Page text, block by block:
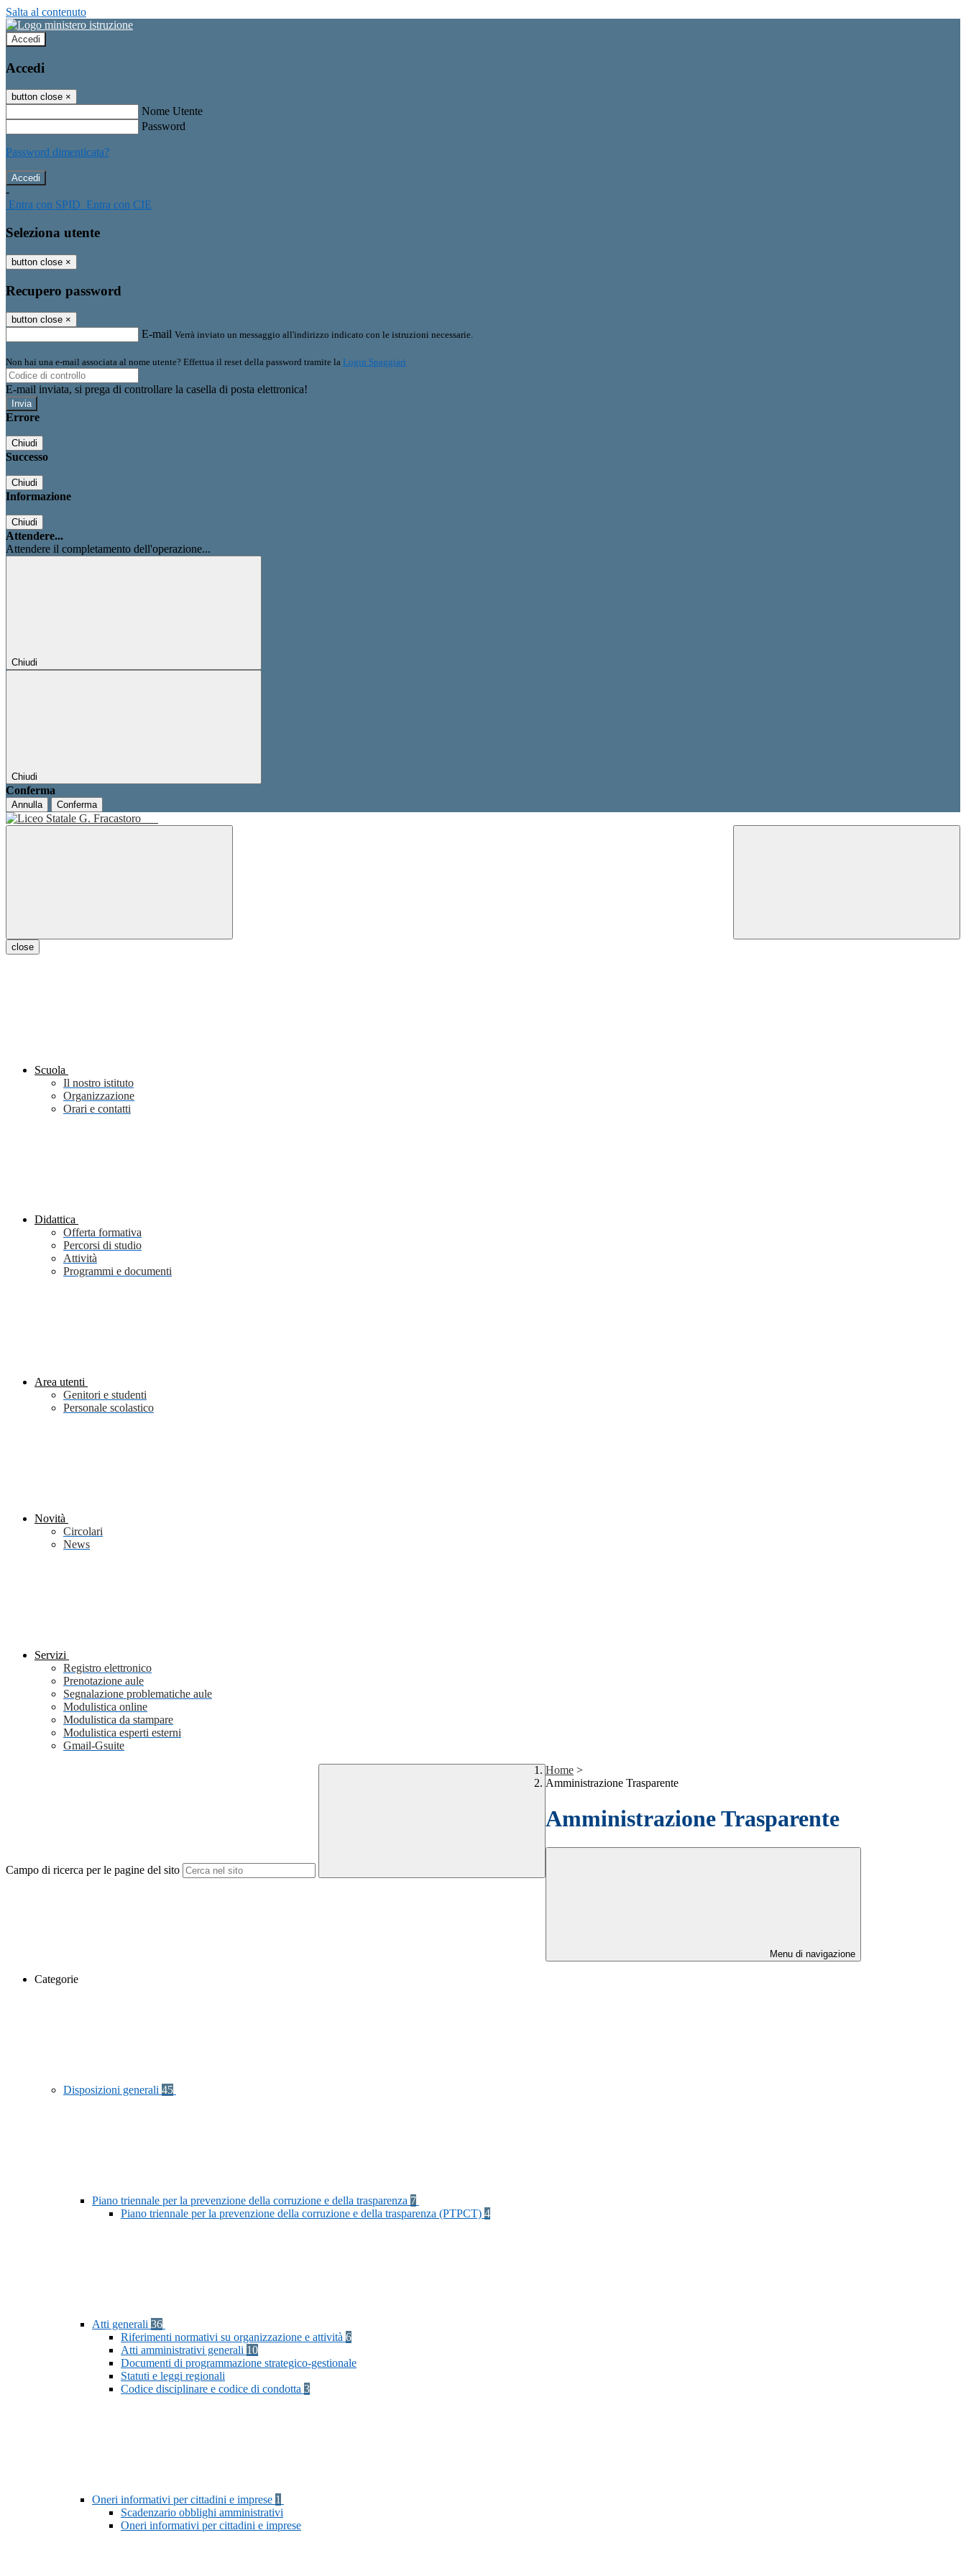
Salta al contenuto
Accedi
Accedi
button close ×
Nome Utente
Password
Password dimenticata?
-
Entra con SPID Entra con CIE
Seleziona utente
button close ×
Recupero password
button close ×
E-mail Verrà inviato un messaggio all'indirizzo indicato con le istruzioni necessarie.
Non hai una e-mail associata al nome utente? Effettua il reset della password tramite la Login Spaggiari
E-mail inviata, si prega di controllare la casella di posta elettronica!
Errore
Chiudi
Successo
Chiudi
Informazione
Chiudi
Attendere...
Attendere il completamento dell'operazione...
Chiudi
Chiudi
Conferma
Annulla Conferma
close
Scuola
Il nostro istituto
Organizzazione
Orari e contatti
Didattica
Offerta formativa
Percorsi di studio
Attività
Programmi e documenti
Area utenti
Genitori e studenti
Personale scolastico
Novità
Circolari
News
Servizi
Registro elettronico
Prenotazione aule
Segnalazione problematiche aule
Modulistica online
Modulistica da stampare
Modulistica esperti esterni
Gmail-Gsuite
Campo di ricerca per le pagine del sito
Home >
Amministrazione Trasparente
Amministrazione Trasparente
Menu di navigazione
Categorie
Disposizioni generali 45
Piano triennale per la prevenzione della corruzione e della trasparenza 7
Piano triennale per la prevenzione della corruzione e della trasparenza (PTPCT) 4
Atti generali 36
Riferimenti normativi su organizzazione e attività 6
Atti amministrativi generali 10
Documenti di programmazione strategico-gestionale
Statuti e leggi regionali
Codice disciplinare e codice di condotta 3
Oneri informativi per cittadini e imprese 1
Scadenzario obblighi amministrativi
Oneri informativi per cittadini e imprese